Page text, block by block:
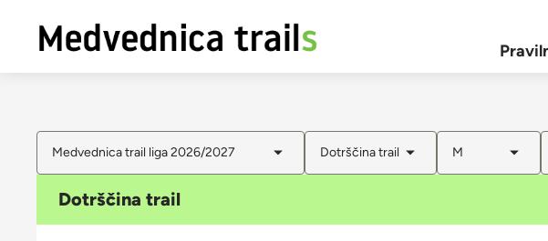
Medvednica trail liga 2026/2027 Dotrščina trail M
Dotrščina trail